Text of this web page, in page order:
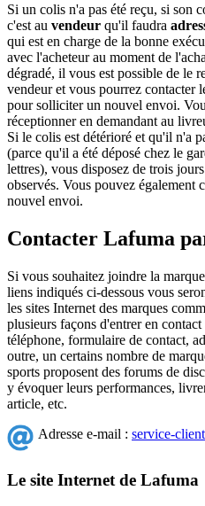
Si un colis n'a pas été reçu, si son
c'est au vendeur qu'il faudra
qui est en charge de la bonne
avec l'acheteur au moment de
dégradé, il vous est possible de le
vendeur et vous pourrez contacter
pour solliciter un nouvel envoi.
réceptionner en demandant au
Si le colis est détérioré et qu'il n'a
(parce qu'il a été déposé chez le
lettres), vous disposez de trois
observés. Vous pouvez également
nouvel envoi.
Contacter Lafuma
Si vous souhaitez joindre la
liens indiqués ci-dessous vous
les sites Internet des marques
plusieurs façons d'entrer en
téléphone, formulaire de contact,
outre, un certains nombre de
sports proposent des forums de
y évoquer leurs performances,
article, etc.
Adresse e-mail : service-
Le site Internet de Lafuma